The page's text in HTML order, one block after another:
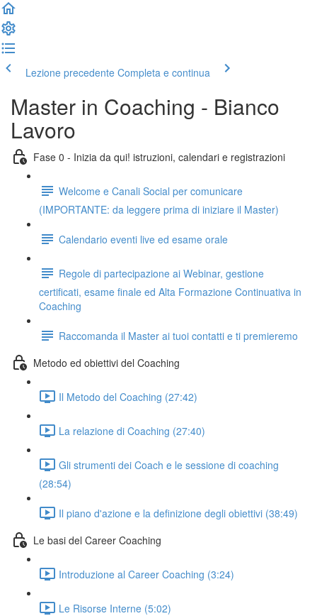
Lezione precedente Completa e continua
Master in Coaching - Bianco
Lavoro
Fase 0 - Inizia da qui! istruzioni, calendari e registrazioni
Welcome e Canali Social per comunicare
(IMPORTANTE: da leggere prima di iniziare il Master)
Calendario eventi live ed esame orale
Regole di partecipazione ai Webinar, gestione
certificati, esame finale ed Alta Formazione Continuativa in
Coaching
Raccomanda il Master ai tuoi contatti e ti premieremo
Metodo ed obiettivi del Coaching
Il Metodo del Coaching (27:42)
La relazione di Coaching (27:40)
Gli strumenti dei Coach e le sessione di coaching
(28:54)
Il piano d'azione e la definizione degli obiettivi (38:49)
Le basi del Career Coaching
Introduzione al Career Coaching (3:24)
Le Risorse Interne (5:02)